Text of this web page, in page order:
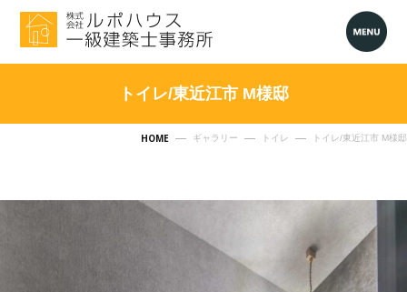
HOME ギャラリー トイレ トイレ/東近江市 M様邸
トイレ/東近江市 M様邸